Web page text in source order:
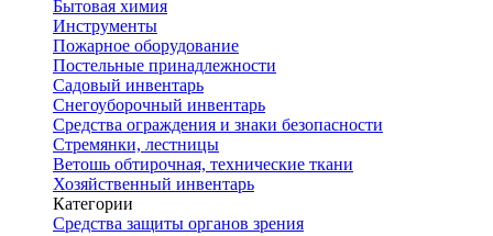
Бытовая химия
Инструменты
Пожарное оборудование
Постельные принадлежности
Садовый инвентарь
Снегоуборочный инвентарь
Средства ограждения и знаки безопасности
Стремянки, лестницы
Ветошь обтирочная, технические ткани
Хозяйственный инвентарь
Категории
Средства защиты органов зрения